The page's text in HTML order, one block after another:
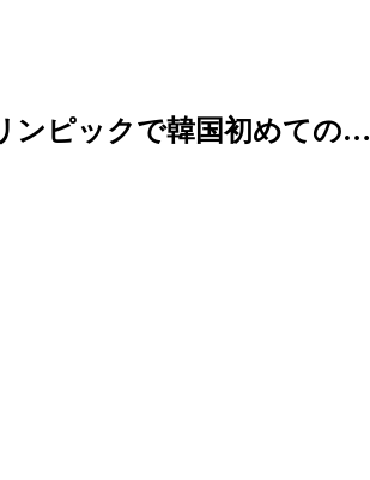
ンピックで韓国初めての…